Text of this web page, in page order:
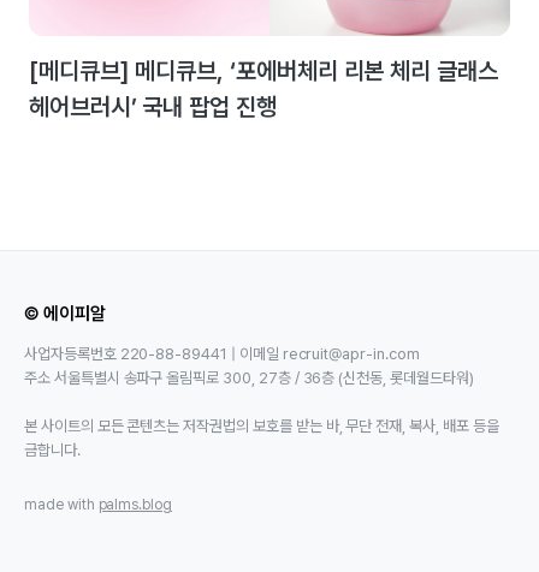
[메디큐브] 메디큐브, ‘포에버체리 리본 체리 글래스
헤어브러시’ 국내 팝업 진행
© 에이피알
사업자등록번호 220-88-89441 | 이메일 recruit@apr-in.com
주소 서울특별시 송파구 올림픽로 300, 27층 / 36층 (신천동, 롯데월드타워)
본 사이트의 모든 콘텐츠는 저작권법의 보호를 받는 바, 무단 전재, 복사, 배포 등을
금합니다.
made with palms.blog